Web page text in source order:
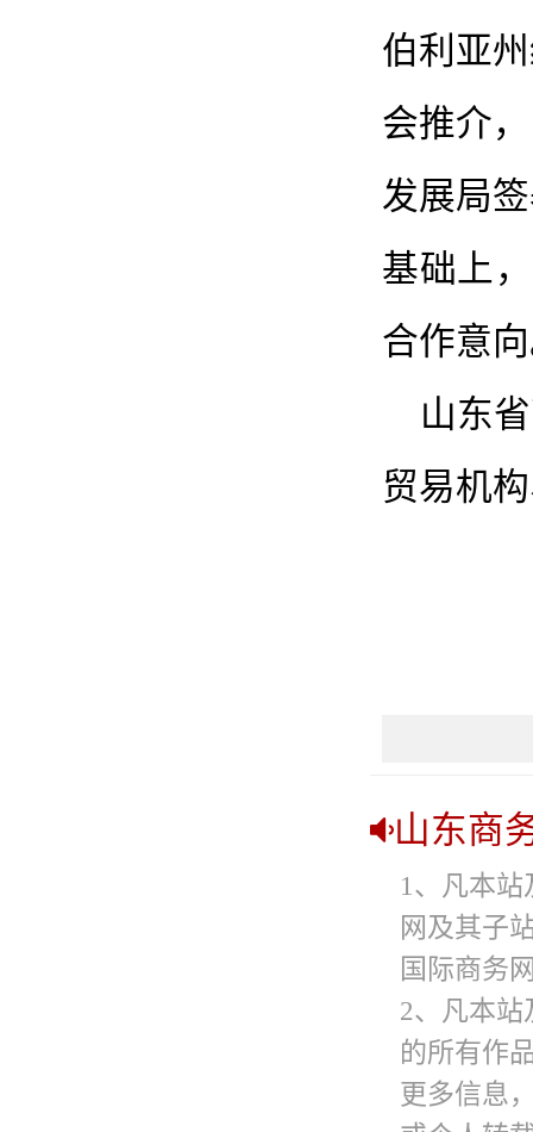
伯利亚
会推介
发展局
基础上
合作意
山东
贸易机
山东商
1、凡本
网及其子
国际商务
2、凡本站
的所有作
更多信息